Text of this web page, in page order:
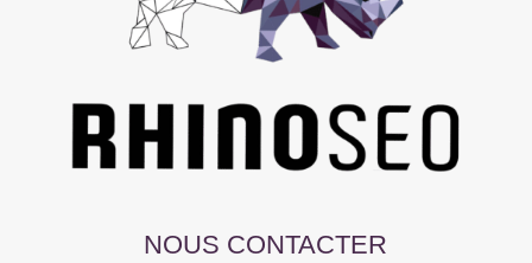
NOUS CONTACTER